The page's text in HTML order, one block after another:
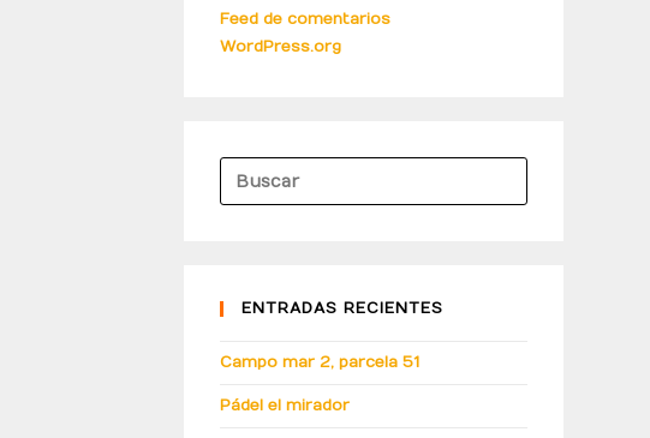
Feed de comentarios
WordPress.org
ENTRADAS RECIENTES
Campo mar 2, parcela 51
Pádel el mirador